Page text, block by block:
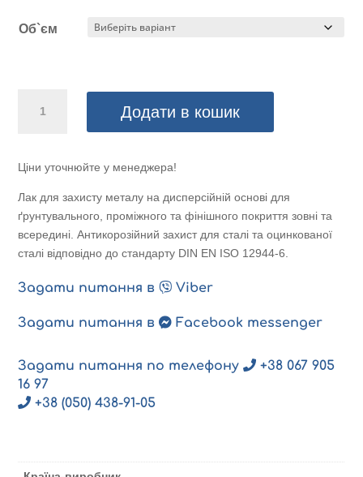
Об`єм
Aqua
Metallschutz
W-
Weiss/
Біла
кількість
Додати в кошик
Ціни уточнюйте у менеджера!
Лак для захисту металу на дисперсійній основі для
ґрунтувального, проміжного та фінішного покриття зовні та
всередині. Антикорозійний захист для сталі та оцинкованої
сталі відповідно до стандарту DIN EN ISO 12944-6.
Задати питання в Viber
Задати питання в Facebook messenger
Задати питання по телефону
+38 067 905
16 97
+38 (050) 438-91-05